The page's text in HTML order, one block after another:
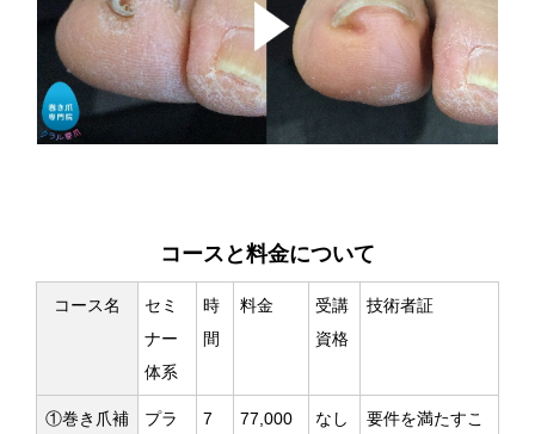
コースと料金について
コース名
セミ
ナー
体系
時
間
料金
受講
資格
技術者証
①巻き爪補
プラ
7
77,000
なし
要件を満たすこ